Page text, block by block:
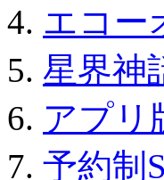
エコー
星界
アプリ
予約制